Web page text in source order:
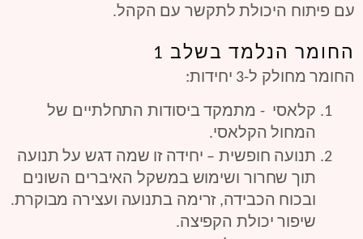
עם פיתוח היכולת לתקשר עם הקהל.
החומר הנלמד בשלב 1
החומר מחולק ל-3 יחידות:
קלאסי  - מתמקד ביסודות התחלתיים של
המחול הקלאסי.
שיפור יכולת הקפיצה.